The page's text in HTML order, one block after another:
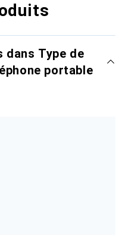
dans Type de
portable